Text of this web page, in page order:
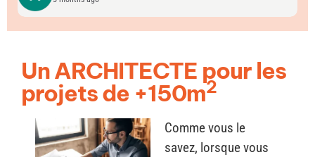
Un ARCHITECTE pour les
projets de +150m2
Comme vous le
savez, lorsque vous